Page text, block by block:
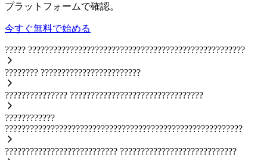
プラットフォームで確認。
今すぐ無料で始める
????? ????????????????????????????????????????????????????
???????? ????????????????????????
??????????????? ????????????????????????????????
????????????
?????????????????????????????????????????????????????????
??????????????????????????? ????????????????????????????